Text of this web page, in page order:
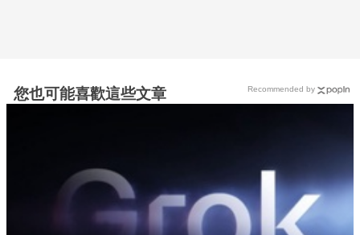
您也可能喜歡這些文章 Recommended by